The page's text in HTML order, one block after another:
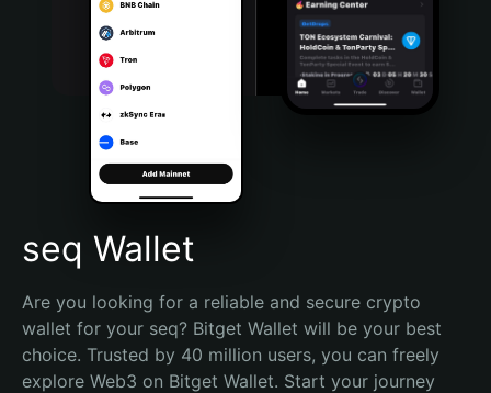
Bahasa Indonesia
Português (Brasil)
Español (Argentina)
seq Wallet
Are you looking for a reliable and secure crypto
wallet for your seq? Bitget Wallet will be your best
choice. Trusted by 40 million users, you can freely
explore Web3 on Bitget Wallet. Start your journey